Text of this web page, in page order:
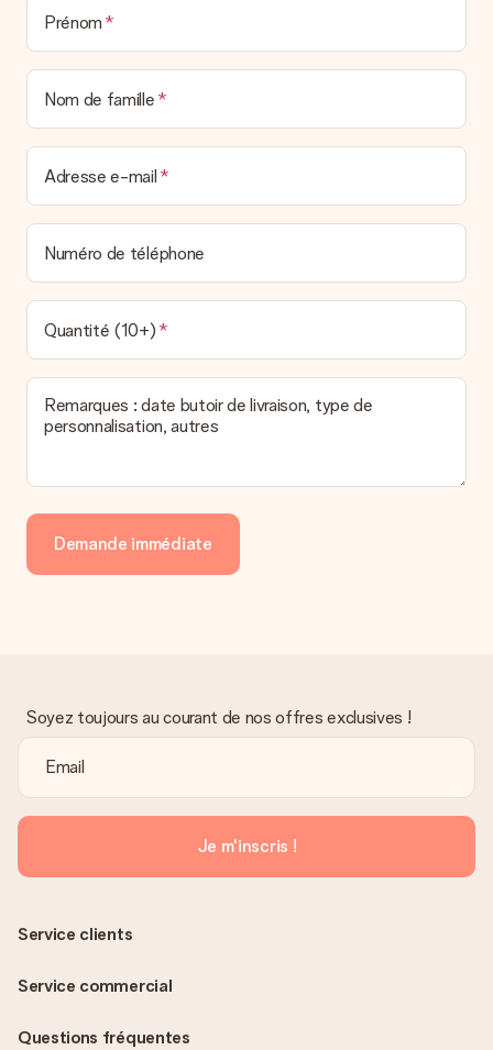
Prénom
Nom de famille
Adresse e-mail
Numéro de téléphone
Quantité (10+)
Remarques : date butoir de livraison, type de
personnalisation, autres
Demande immédiate
Soyez toujours au courant de nos offres exclusives !
Je m'inscris !
Questions fréquentes
Service clients
Service commercial